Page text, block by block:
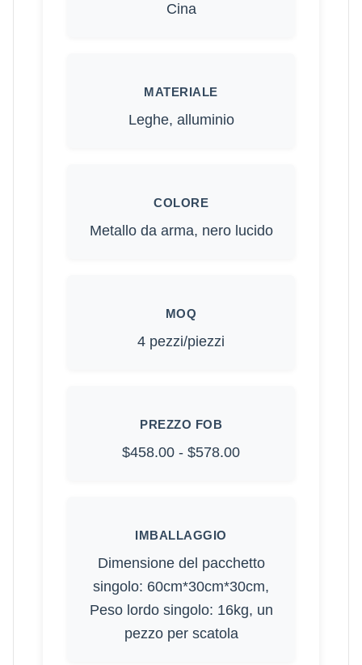
Cina
MATERIALE
Leghe, alluminio
COLORE
Metallo da arma, nero lucido
MOQ
4 pezzi/piezzi
PREZZO FOB
$458.00 - $578.00
IMBALLAGGIO
Dimensione del pacchetto
singolo: 60cm*30cm*30cm,
Peso lordo singolo: 16kg, un
pezzo per scatola